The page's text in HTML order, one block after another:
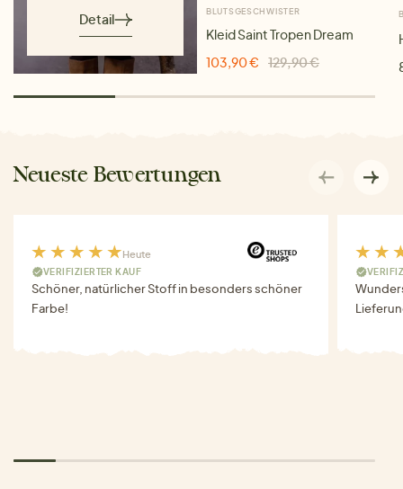
Detail BLUTSGESCHWISTER
Kleid Saint Tropen Dream
103,90 €
129,90 €
Neueste Bewertungen
Heute
VERIFIZIERTER KAUF
Schöner, natürlicher Stoff in besonders schöner
Farbe!